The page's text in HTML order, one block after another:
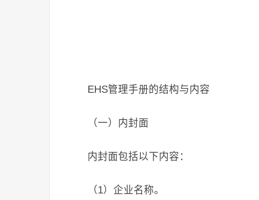
EHS管理手册的结构与内容
（一）内封面
内封面包括以下内容：
（1）企业名称。